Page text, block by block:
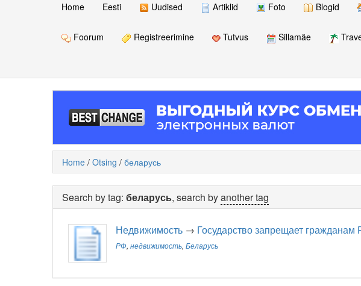
Home Eesti Uudised Artiklid Foto Blogid
Foorum Registreerimine Tutvus Sillamäe
Home / Otsing / беларусь
Search by tag: беларусь, search byanother tag
Недвижимость → Государство запрещает гражданам
РФ, недвижимость, Беларусь